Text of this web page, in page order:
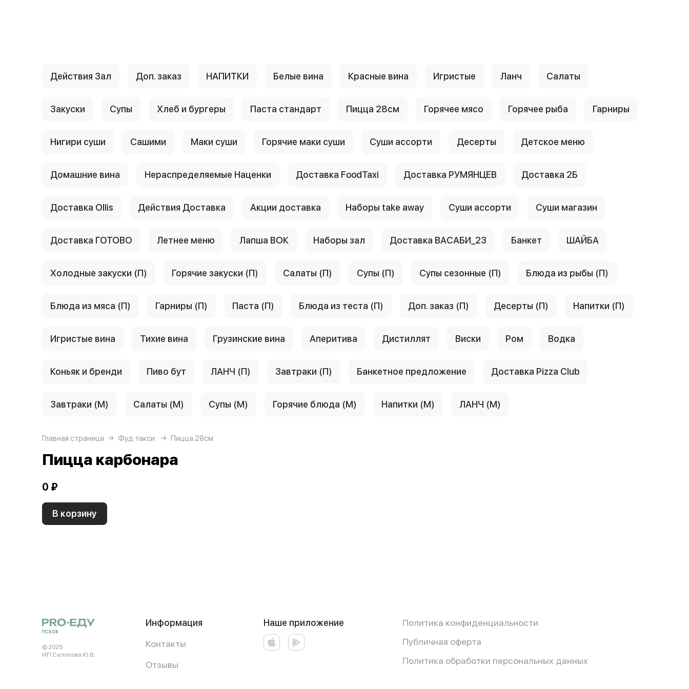
Действия Зал Доп. заказ НАПИТКИ Белые вина Красные вина Игристые Ланч Салаты
Закуски Супы Хлеб и бургеры Паста стандарт Пицца 28см Горячее мясо Горячее рыба Гарниры
Нигири суши Сашими Маки суши Горячие маки суши Суши ассорти Десерты Детское меню
Домашние вина Нераспределяемые Наценки Доставка FoodTaxi Доставка РУМЯНЦЕВ Доставка 2Б
Доставка Ollis Действия Доставка Акции доставка Наборы take away Суши ассорти Суши магазин
Доставка ГОТОВО Летнее меню Лапша ВОК Наборы зал Доставка ВАСАБИ_23 Банкет ШАЙБА
Холодные закуски (П) Горячие закуски (П) Салаты (П) Супы (П) Супы сезонные (П) Блюда из рыбы (П)
Блюда из мяса (П) Гарниры (П) Паста (П) Блюда из теста (П) Доп. заказ (П) Десерты (П) Напитки (П)
Игристые вина Тихие вина Грузинские вина Аперитива Дистиллят Виски Ром Водка
Коньяк и бренди Пиво бут ЛАНЧ (П) Завтраки (П) Банкетное предложение Доставка Pizza Club
Завтраки (М) Салаты (М) Супы (М) Горячие блюда (М) Напитки (М) ЛАНЧ (М)
Главная страница Фуд такси Пицца 28см
Пицца карбонара
0 ₽
В корзину
© 2025
ИП Салопова Ю. В.
Информация
Контакты
Отзывы
Наше приложение
Политика конфиденциальности
Публичная оферта
Политика обработки персональных данных